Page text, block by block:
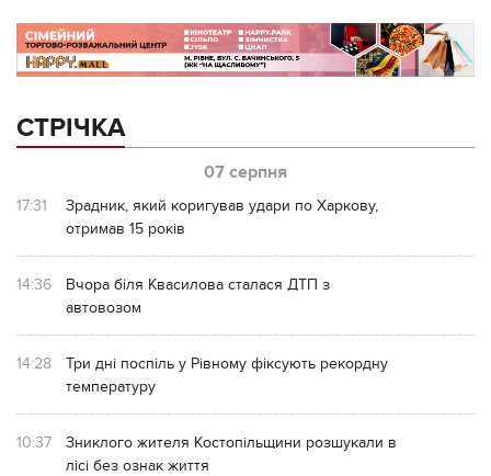
СТРІЧКА
07 серпня
17:31
Зрадник, який коригував удари по Харкову,
отримав 15 років
14:36
Вчора біля Квасилова сталася ДТП з
автовозом
14:28
Три дні поспіль у Рівному фіксують рекордну
температуру
10:37
Зниклого жителя Костопільщини розшукали в
лісі без ознак життя